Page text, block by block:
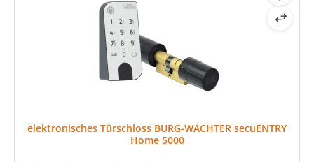
elektronisches Türschloss BURG-WÄCHTER secuENTRY
Home 5000